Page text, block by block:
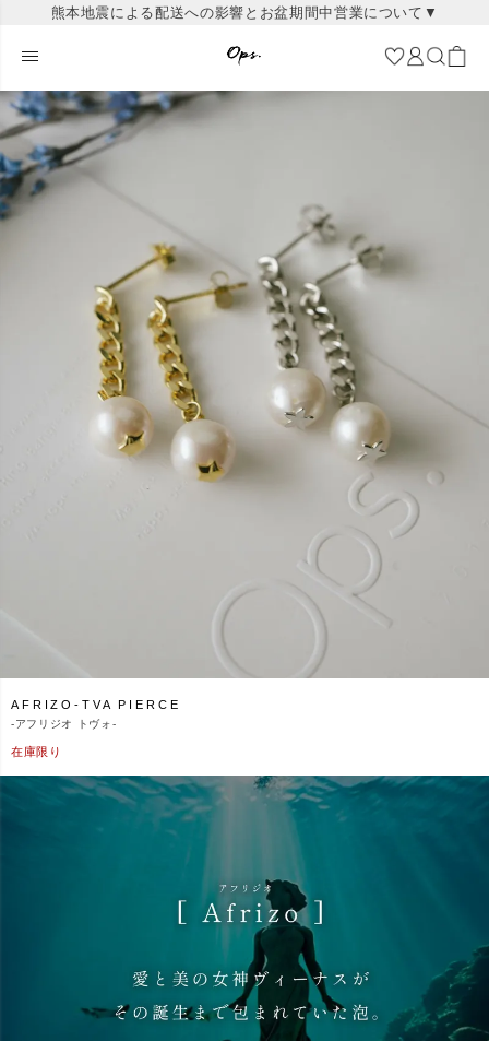
熊本地震による配送への影響とお盆期間中営業について▼
AFRIZO-TVA PIERCE
-アフリジオ トヴォ-
在庫限り